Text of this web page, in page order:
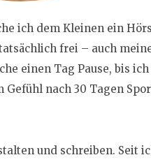
ich dem Kleinen ein
frei – auch
einen Tag Pause, bis
nach 30 Tagen
und schreiben. Seit